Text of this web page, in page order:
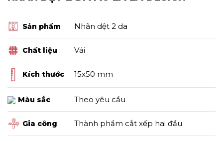
Sản phẩm Nhãn dệt 2 da
Chất liệu Vải
Kích thước 15x50 mm
Màu sắc Theo yêu cầu
Gia công Thành phẩm cắt xếp hai đầu